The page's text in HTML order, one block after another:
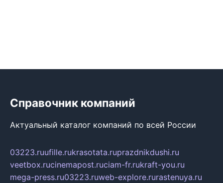
Справочник компаний
Актуальный каталог компаний по всей России
03223.ruufille.rukrasotata.ruprazdnikdushi.ru
veetbox.rucinemapost.ruciam-fr.rukraft-you.ru
mega-press.ru03223.ruweb-explore.rurastenuya.ru